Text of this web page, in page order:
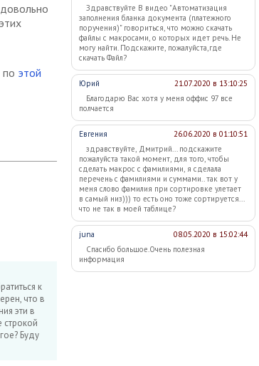
по этой
к
что в
эти в
строкой
Буду
Здравствуйте В видео "Автоматизация
заполнения бланка документа (платежного
поручения)" говориться, что можно скачать
файлы с макросами, о которых идет речь. Не
могу найти. Подскажите, пожалуйста,где
скачать Файл?
Юрий
21.07.2020 в 13:10:25
Благодарю Вас хотя у меня оффис 97 все
полчается
Евгения
26.06.2020 в 01:10:51
здравствуйте, Дмитрий... подскажите
пожалуйста такой момент, для того, чтобы
сделать макрос с фамилиями, я сделала
перечень с фамилиями и суммами.. так вот у
меня слово фамилия при сортировке улетает
в самый низ))) то есть оно тоже сортируется...
что не так в моей таблице?
juna
08.05.2020 в 15:02:44
Спасибо большое.Очень полезная
информация